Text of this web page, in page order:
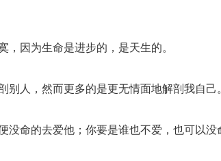
，因为生命是进步的，是天生的。
别人，然而更多的是更无情面地解剖我自己
没命的去爱他；你要是谁也不爱，也可以没